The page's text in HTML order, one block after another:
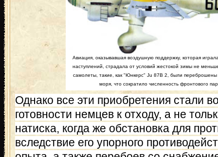
Авиация, оказывавшая воздушную поддержку, которая
наступлений, страдала от условий жестокой зимы не
самолеты, такие, как "Юнкерс" Ju 87В 2, были
моря, что сократило численность фронтового
Однако все эти приобретения стали
готовности немцев к отходу, а не
натиска, когда же обстановка для
вследствие его упорного